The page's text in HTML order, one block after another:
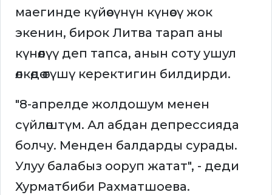
маегинде күйөөсүнүн күнөөсү жок
экенин, бирок Литва тарап аны
күнөөлүү деп тапса, анын соту ушул
өлкөдө өтүшү керектигин билдирди.
"8-апрелде жолдошум менен
сүйлөштүм. Ал абдан депрессияда
болчу. Менден балдарды сурады.
Улуу балабыз ооруп жатат", - деди
Хурматбиби Рахматшоева.